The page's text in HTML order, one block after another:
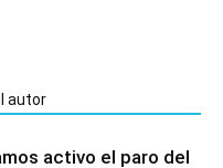
autor
activo el paro del